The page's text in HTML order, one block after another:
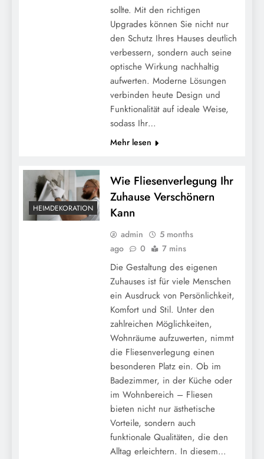
sollte. Mit den richtigen
Upgrades können Sie nicht nur
den Schutz Ihres Hauses deutlich
verbessern, sondern auch seine
optische Wirkung nachhaltig
aufwerten. Moderne Lösungen
verbinden heute Design und
Funktionalität auf ideale Weise,
sodass Ihr…
Mehr lesen
HEIMDEKORATION
Wie Fliesenverlegung Ihr
Zuhause Verschönern
Kann
admin
5 months
ago
0 7 mins
Die Gestaltung des eigenen
Zuhauses ist für viele Menschen
ein Ausdruck von Persönlichkeit,
Komfort und Stil. Unter den
zahlreichen Möglichkeiten,
Wohnräume aufzuwerten, nimmt
die Fliesenverlegung einen
besonderen Platz ein. Ob im
Badezimmer, in der Küche oder
im Wohnbereich – Fliesen
bieten nicht nur ästhetische
Vorteile, sondern auch
funktionale Qualitäten, die den
Alltag erleichtern. In diesem…